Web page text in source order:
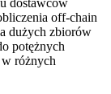
off-chain
dużych zbiorów
potężnych
różnych